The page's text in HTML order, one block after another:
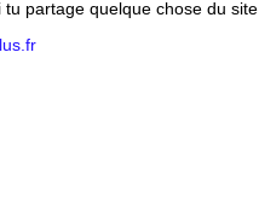
partage quelque chose du site